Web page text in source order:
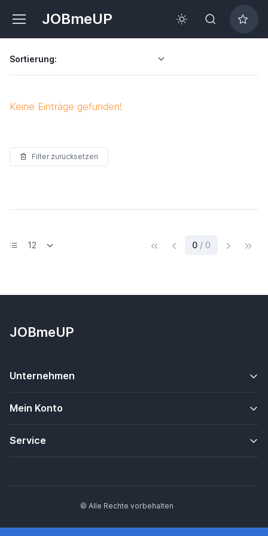
JOBmeUP
Sortierung:
Keine Einträge gefunden!
Filter zurücksetzen
0 / 0 (current)
JOBmeUP
Unternehmen
Mein Konto
Service
© Alle Rechte vorbehalten